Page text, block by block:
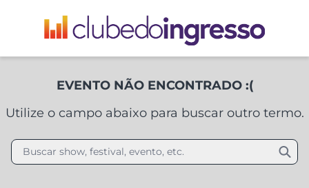
EVENTO NÃO ENCONTRADO :(
Utilize o campo abaixo para buscar outro termo.
Buscar show, festival, evento, etc.